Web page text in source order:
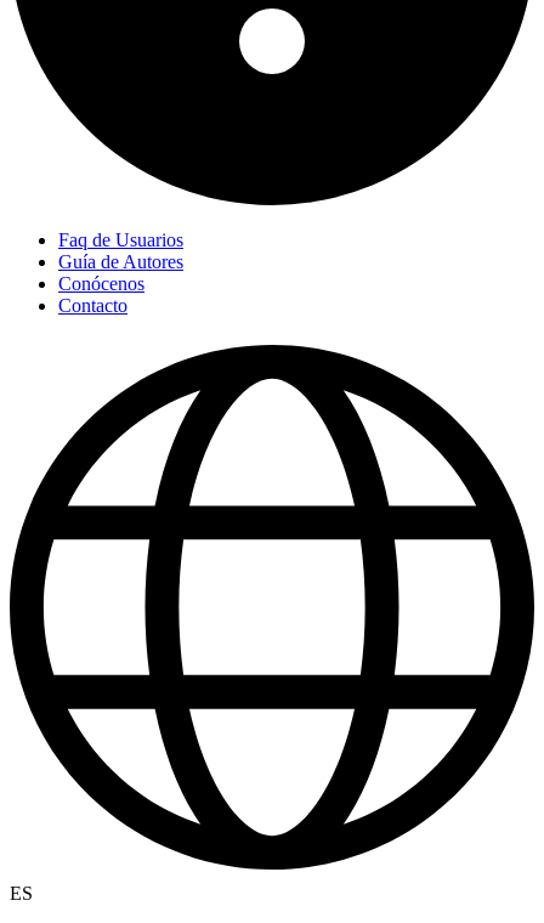
Faq de Usuarios
Guía de Autores
Conócenos
Contacto
ES